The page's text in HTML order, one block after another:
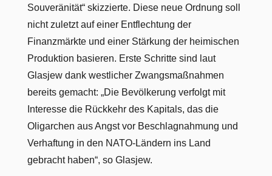
Souveränität“ skizzierte. Diese neue Ordnung soll
nicht zuletzt auf einer Entflechtung der
Finanzmärkte und einer Stärkung der heimischen
Produktion basieren. Erste Schritte sind laut
Glasjew dank westlicher Zwangsmaßnahmen
bereits gemacht: „Die Bevölkerung verfolgt mit
Interesse die Rückkehr des Kapitals, das die
Oligarchen aus Angst vor Beschlagnahmung und
Verhaftung in den NATO-Ländern ins Land
gebracht haben“, so Glasjew.